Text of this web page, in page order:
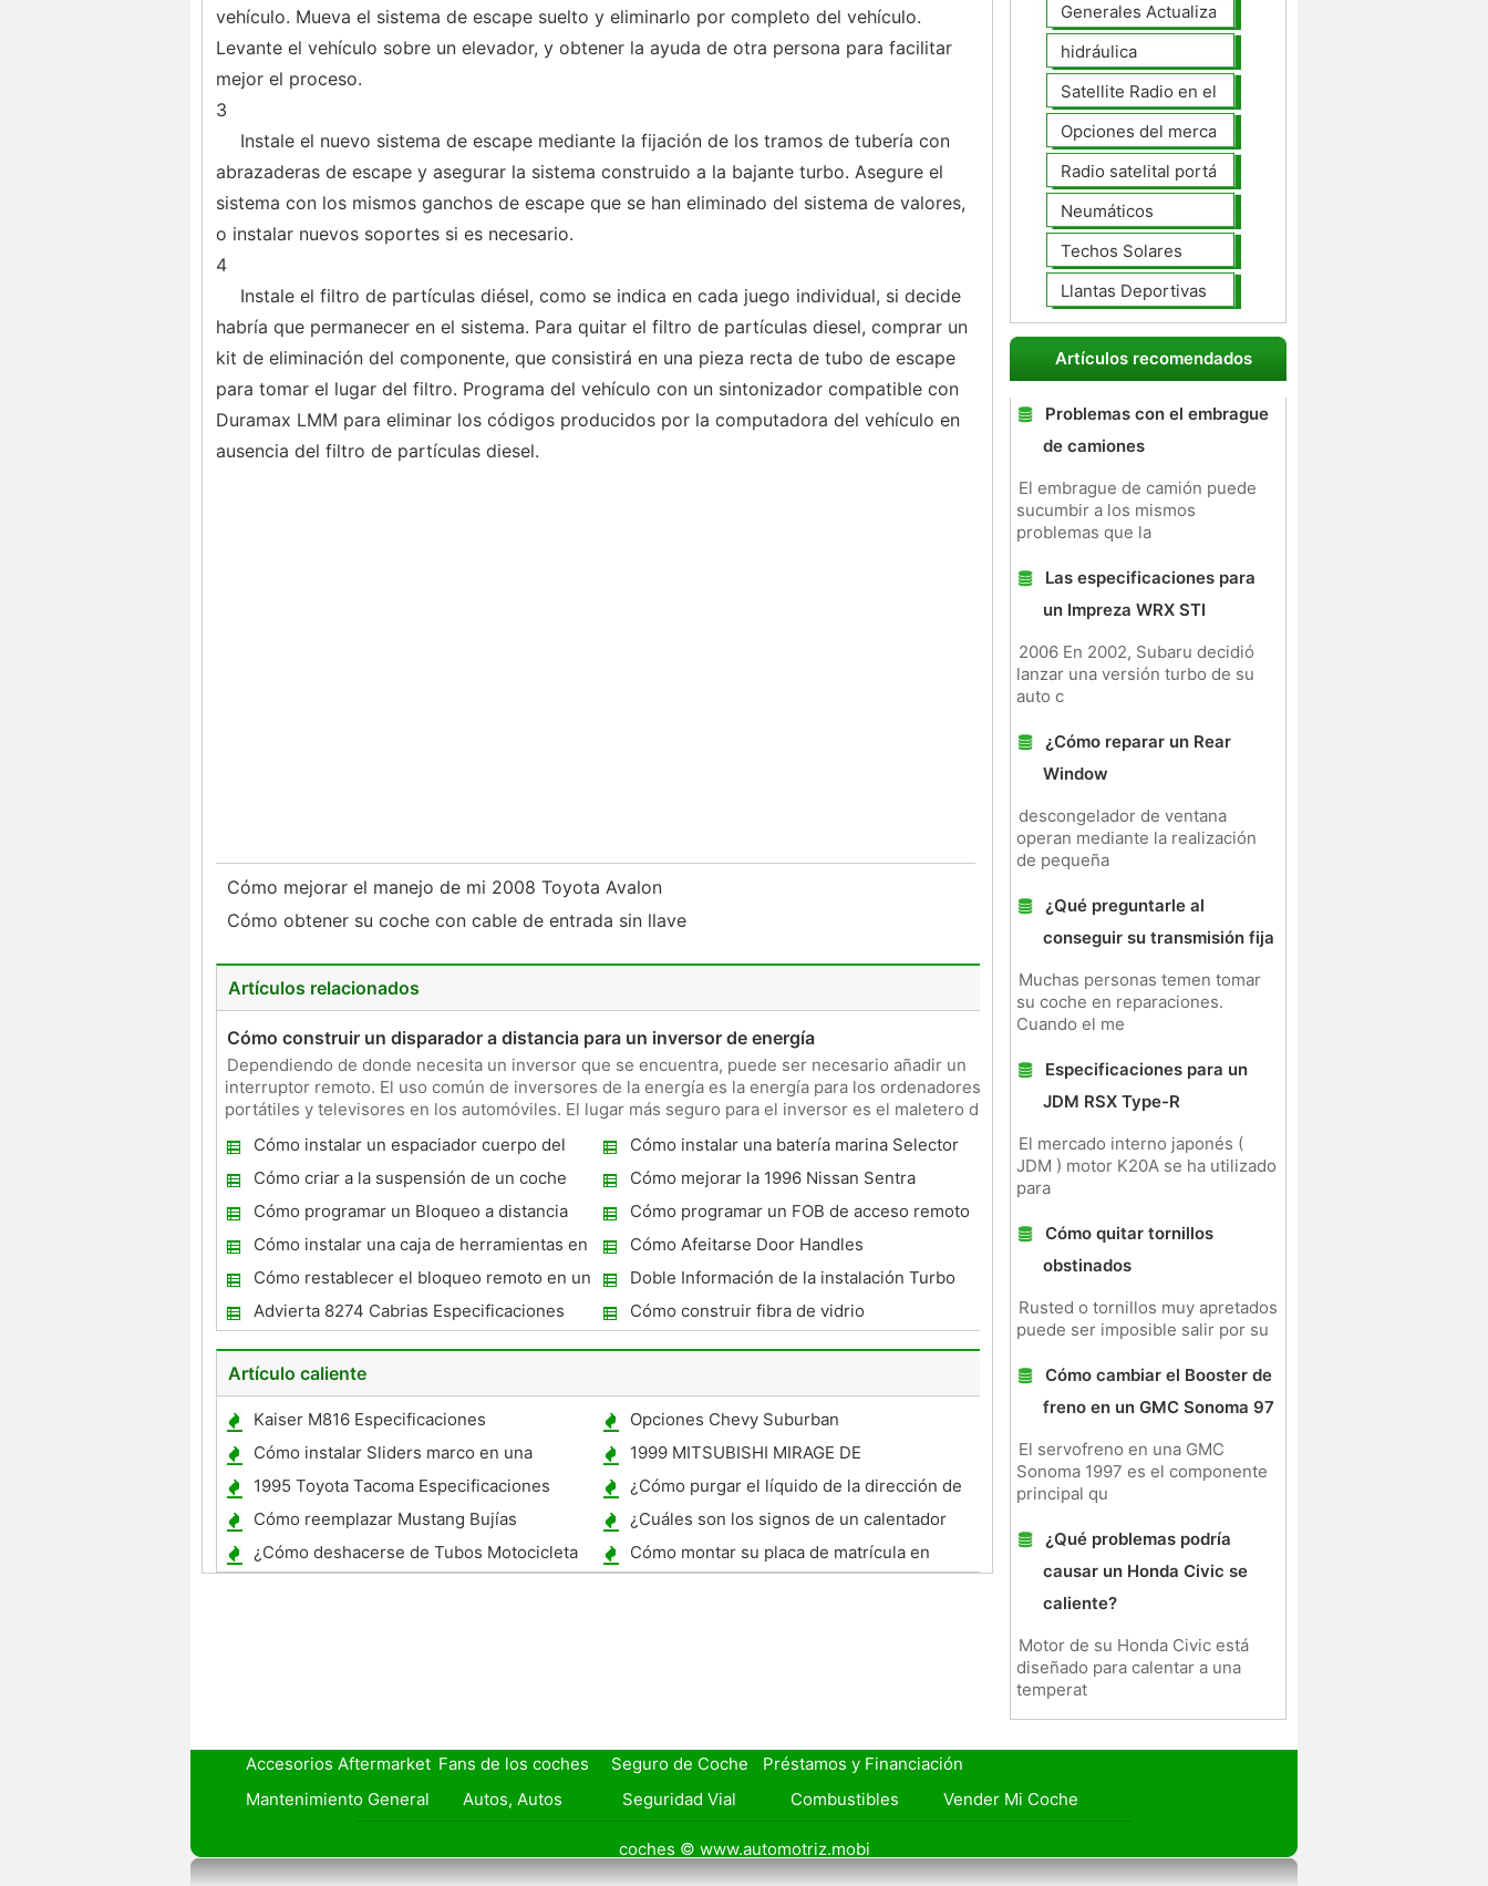
vehículo. Mueva el sistema de escape suelto y eliminarlo por completo del vehículo.
Levante el vehículo sobre un elevador, y obtener la ayuda de otra persona para facilitar
mejor el proceso.
3
Instale el nuevo sistema de escape mediante la fijación de los tramos de tubería con
abrazaderas de escape y asegurar la sistema construido a la bajante turbo. Asegure el
sistema con los mismos ganchos de escape que se han eliminado del sistema de valores,
o instalar nuevos soportes si es necesario.
4
Instale el filtro de partículas diésel, como se indica en cada juego individual, si decide
habría que permanecer en el sistema. Para quitar el filtro de partículas diesel, comprar un
kit de eliminación del componente, que consistirá en una pieza recta de tubo de escape
para tomar el lugar del filtro. Programa del vehículo con un sintonizador compatible con
Duramax LMM para eliminar los códigos producidos por la computadora del vehículo en
ausencia del filtro de partículas diesel.
Cómo mejorar el manejo de mi 2008 Toyota Avalon
Cómo obtener su coche con cable de entrada sin llave
Artículos relacionados
Cómo construir un disparador a distancia para un inversor de energía
Dependiendo de donde necesita un inversor que se encuentra, puede ser necesario añadir un
interruptor remoto. El uso común de inversores de la energía es la energía para los ordenadores
portátiles y televisores en los automóviles. El lugar más seguro para el inversor es el maletero del
Cómo instalar un espaciador cuerpo del
acelerador en un Toyota
Cómo instalar una batería marina Selector
Cómo criar a la suspensión de un coche
Cómo mejorar la 1996 Nissan Sentra
Performance
Cómo programar un Bloqueo a distancia
para una Chrysler Town & Country Minivan
2002
Cómo programar un FOB de acceso remoto
Cómo instalar una caja de herramientas en
la caja de una camioneta
Cómo Afeitarse Door Handles
Cómo restablecer el bloqueo remoto en un
Audi Car
Doble Información de la instalación Turbo
Advierta 8274 Cabrias Especificaciones
Cómo construir fibra de vidrio
personalizados Flairs Fender
Artículo caliente
Kaiser M816 Especificaciones
Opciones Chevy Suburban
Cómo instalar Sliders marco en una
CBR600RR 2005
1999 MITSUBISHI MIRAGE DE
Especificaciones
1995 Toyota Tacoma Especificaciones
¿Cómo purgar el líquido de la dirección de
energía de un Toyota Celica 1991?
Cómo reemplazar Mustang Bujías
¿Cuáles son los signos de un calentador
Core malo?
¿Cómo deshacerse de Tubos Motocicleta
descoloridos
Cómo montar su placa de matrícula en
Toronto
Generales Actualizaciones Auto
hidráulica
Satellite Radio en el tablero
Opciones del mercado de accesorios del interior
Radio satelital portátil
Neumáticos
Techos Solares
Llantas Deportivas
Artículos recomendados
Problemas con el embrague
de camiones
El embrague de camión puede
sucumbir a los mismos
problemas que la
Las especificaciones para
un Impreza WRX STI
2006 En 2002, Subaru decidió
lanzar una versión turbo de su
auto c
¿Cómo reparar un Rear
Window
descongelador de ventana
operan mediante la realización
de pequeña
¿Qué preguntarle al
conseguir su transmisión fija
Muchas personas temen tomar
su coche en reparaciones.
Cuando el me
Especificaciones para un
JDM RSX Type-R
El mercado interno japonés (
JDM ) motor K20A se ha utilizado
para
Cómo quitar tornillos
obstinados
Rusted o tornillos muy apretados
puede ser imposible salir por su
Cómo cambiar el Booster de
freno en un GMC Sonoma 97
El servofreno en una GMC
Sonoma 1997 es el componente
principal qu
¿Qué problemas podría
causar un Honda Civic se
caliente?
Motor de su Honda Civic está
diseñado para calentar a una
temperat
Accesorios Aftermarket Fans de los coches Seguro de Coche
Préstamos y Financiación
Mantenimiento General
Autos, Autos Seguridad Vial Combustibles Vender Mi Coche
coches © www.automotriz.mobi